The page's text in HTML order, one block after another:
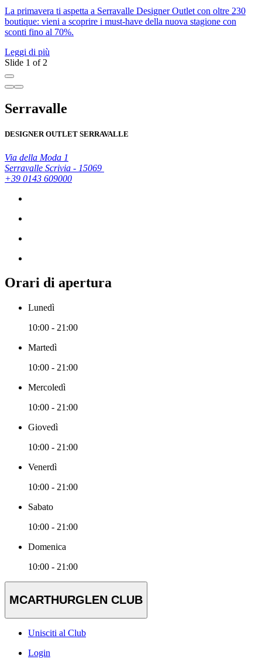
La primavera ti aspetta a Serravalle Designer Outlet con oltre 230
boutique: vieni a scoprire i must-have della nuova stagione con
sconti fino al 70%.
Leggi di più
Slide 1 of 2
Serravalle
DESIGNER OUTLET SERRAVALLE
Via della Moda 1
Serravalle Scrivia - 15069
+39 0143 609000
Orari di apertura
Lunedì
10:00 - 21:00
Martedì
10:00 - 21:00
Mercoledì
10:00 - 21:00
Giovedì
10:00 - 21:00
Venerdì
10:00 - 21:00
Sabato
10:00 - 21:00
Domenica
10:00 - 21:00
MCARTHURGLEN CLUB
Unisciti al Club
Login